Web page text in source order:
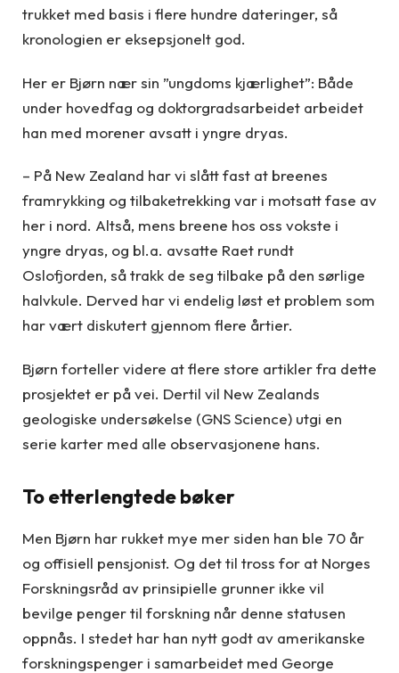
trukket med basis i flere hundre dateringer, så
kronologien er eksepsjonelt god.
Her er Bjørn nær sin ”ungdoms kjærlighet”: Både
under hovedfag og doktorgradsarbeidet arbeidet
han med morener avsatt i yngre dryas.
– På New Zealand har vi slått fast at breenes
framrykking og tilbaketrekking var i motsatt fase av
her i nord. Altså, mens breene hos oss vokste i
yngre dryas, og bl.a. avsatte Raet rundt
Oslofjorden, så trakk de seg tilbake på den sørlige
halvkule. Derved har vi endelig løst et problem som
har vært diskutert gjennom flere årtier.
Bjørn forteller videre at flere store artikler fra dette
prosjektet er på vei. Dertil vil New Zealands
geologiske undersøkelse (GNS Science) utgi en
serie karter med alle observasjonene hans.
To etterlengtede bøker
Men Bjørn har rukket mye mer siden han ble 70 år
og offisiell pensjonist. Og det til tross for at Norges
Forskningsråd av prinsipielle grunner ikke vil
bevilge penger til forskning når denne statusen
oppnås. I stedet har han nytt godt av amerikanske
forskningspenger i samarbeidet med George